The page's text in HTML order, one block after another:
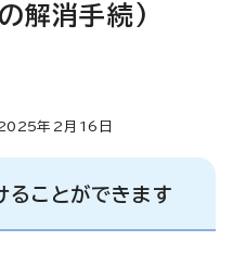
解消手続)
年2月 16 日
ることができます